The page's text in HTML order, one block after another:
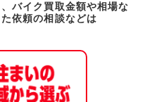
バイク買取金額や相場な
依頼の相談などは